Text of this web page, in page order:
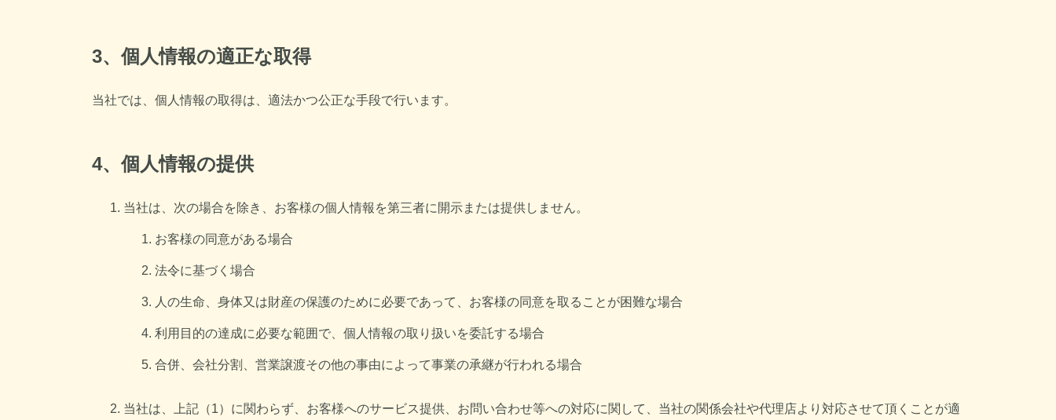
3、個人情報の適正な取得
当社では、個人情報の取得は、適法かつ公正な手段で行います。
4、個人情報の提供
当社は、次の場合を除き、お客様の個人情報を第三者に開示または提供しません。
お客様の同意がある場合
法令に基づく場合
人の生命、身体又は財産の保護のために必要であって、お客様の同意を取ることが困難な場合
利用目的の達成に必要な範囲で、個人情報の取り扱いを委託する場合
合併、会社分割、営業譲渡その他の事由によって事業の承継が行われる場合
当社は、上記（1）に関わらず、お客様へのサービス提供、お問い合わせ等への対応に関して、当社の関係会社や代理店より対応させて頂くことが適